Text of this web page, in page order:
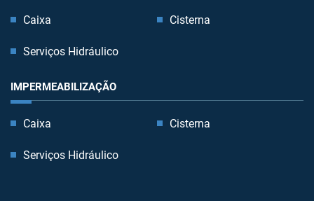
Caixa Cisterna
Serviços Hidráulico
IMPERMEABILIZAÇÃO
Caixa Cisterna
Serviços Hidráulico